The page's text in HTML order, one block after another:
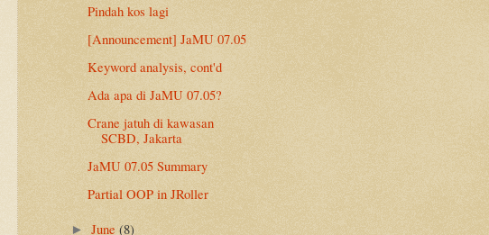
Pindah kos lagi
[Announcement] JaMU 07.05
Keyword analysis, cont'd
Ada apa di JaMU 07.05?
Crane jatuh di kawasan
SCBD, Jakarta
JaMU 07.05 Summary
Partial OOP in JRoller
► June (8)